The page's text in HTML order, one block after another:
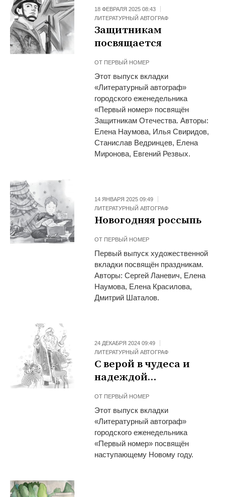
18 ФЕВРАЛЯ 2025 08:43
ЛИТЕРАТУРНЫЙ АВТОГРАФ
Защитникам
посвящается
ОТ ПЕРВЫЙ НОМЕР
Этот выпуск вкладки
«Литературный автограф»
городского еженедельника
«Первый номер» посвящён
Защитникам Отечества. Авторы:
Елена Наумова, Илья Свиридов,
Станислав Ведринцев, Елена
Миронова, Евгений Резвых.
14 ЯНВАРЯ 2025 09:49
ЛИТЕРАТУРНЫЙ АВТОГРАФ
Новогодняя россыпь
ОТ ПЕРВЫЙ НОМЕР
Первый выпуск художественной
вкладки посвящён праздникам.
Авторы: Сергей Ланевич, Елена
Наумова, Елена Красилова,
Дмитрий Шаталов.
24 ДЕКАБРЯ 2024 09:49
ЛИТЕРАТУРНЫЙ АВТОГРАФ
С верой в чудеса и
надеждой…
ОТ ПЕРВЫЙ НОМЕР
Этот выпуск вкладки
«Литературный автограф»
городского еженедельника
«Первый номер» посвящён
наступающему Новому году.